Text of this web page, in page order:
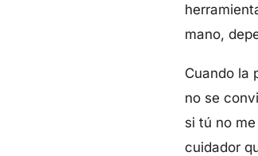
mano,
Cuando la
no se
si tú no
cuidador